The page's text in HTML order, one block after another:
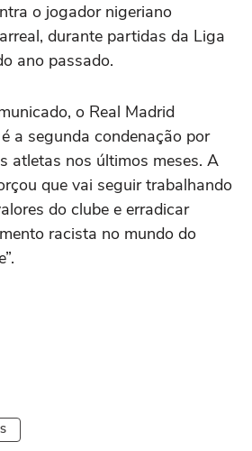
o jogador nigeriano
durante partidas da Liga
ano passado.
o Real Madrid
a segunda condenação por
atletas nos últimos meses. A
que vai seguir trabalhando
do clube e erradicar
racista no mundo do